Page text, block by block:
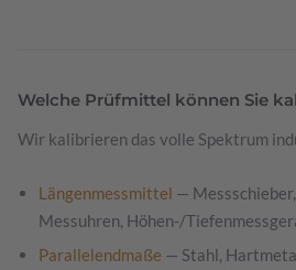
Welche Prüfmittel können Sie
Wir kalibrieren das volle Spektrum
Längenmessmittel —
Messuhren, Höhen-/
Parallelendmaße — Stahl,